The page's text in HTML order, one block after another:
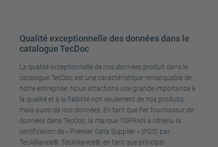
Qualité exceptionnelle des données dans le
catalogue TecDoc
La qualité exceptionnelle de nos données produit dans le
catalogue TecDoc est une caractéristique remarquable de
notre entreprise. Nous attachons une grande importance à
la qualité et à la fiabilité non seulement de nos produits,
mais aussi de nos données. En tant que fier fournisseur de
données dans TecDoc, la marque TOPRAN a obtenu la
certification de « Premier Data Supplier » (PDS) par
TecAlliance®. TecAlliance®, en tant que principal